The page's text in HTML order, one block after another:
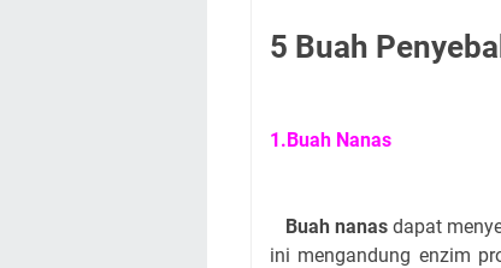
5 Buah
1.Buah Nanas
Buah nanasdapat
ini mengandung enzim